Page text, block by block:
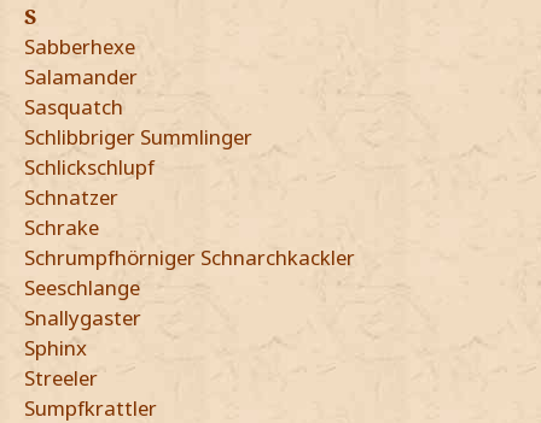
S
Sabberhexe
Salamander
Sasquatch
Schlibbriger Summlinger
Schlickschlupf
Schnatzer
Schrake
Schrumpfhörniger Schnarchkackler
Seeschlange
Snallygaster
Sphinx
Streeler
Sumpfkrattler